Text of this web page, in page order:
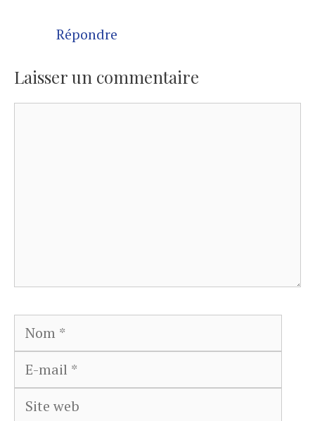
Répondre
Laisser un commentaire
Nom